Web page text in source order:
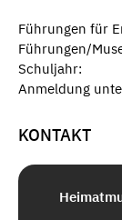
Führungen für
Führungen/
Schuljahr:
Anmeldung
KONTAKT